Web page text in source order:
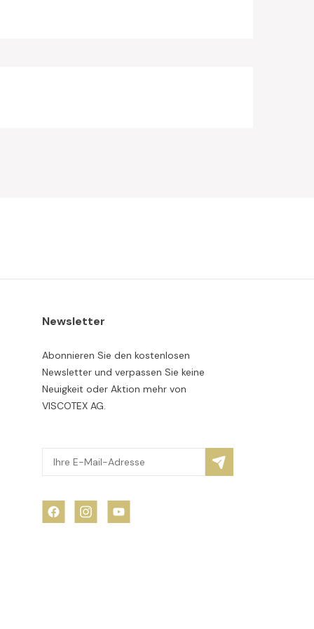
Newsletter
Abonnieren Sie den kostenlosen
Newsletter und verpassen Sie keine
Neuigkeit oder Aktion mehr von
VISCOTEX AG.